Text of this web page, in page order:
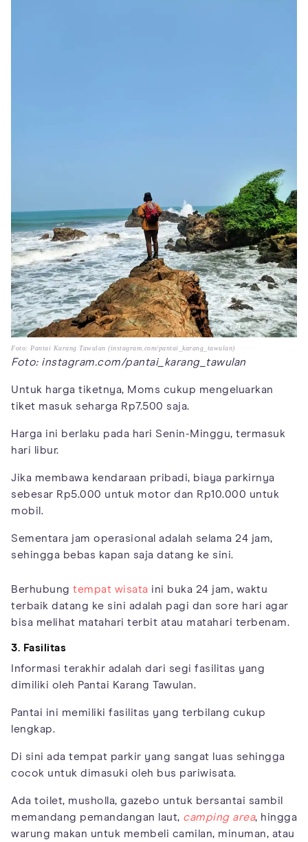
Foto: Pantai Karang Tawulan (instagram.com/pantai_karang_tawulan)
Foto: instagram.com/pantai_karang_tawulan
Untuk harga tiketnya, Moms cukup mengeluarkan
tiket masuk seharga Rp7.500 saja.
Harga ini berlaku pada hari Senin-Minggu, termasuk
hari libur.
Jika membawa kendaraan pribadi, biaya parkirnya
sebesar Rp5.000 untuk motor dan Rp10.000 untuk
mobil.
Sementara jam operasional adalah selama 24 jam,
sehingga bebas kapan saja datang ke sini.
Berhubung tempat wisata ini buka 24 jam, waktu
terbaik datang ke sini adalah pagi dan sore hari agar
bisa melihat matahari terbit atau matahari terbenam.
3. Fasilitas
Informasi terakhir adalah dari segi fasilitas yang
dimiliki oleh Pantai Karang Tawulan.
Pantai ini memiliki fasilitas yang terbilang cukup
lengkap.
Di sini ada tempat parkir yang sangat luas sehingga
cocok untuk dimasuki oleh bus pariwisata.
Ada toilet, musholla, gazebo untuk bersantai sambil
memandang pemandangan laut, camping area, hingga
warung makan untuk membeli camilan, minuman, atau